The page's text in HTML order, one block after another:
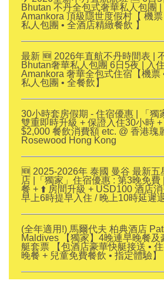
Bhutan 不丹全包式奢華私人包團 |
Amankora 頂級隱世度假村【 機票
私人包團 • 全酒店精緻餐飲 】
最新 🆕 2026年直航不丹時間表 |
Bhutan奢華私人包團 6日5夜 | 入住
Amankora 奢華全包式住宿【機票
私人包團 • 全餐飲】
30小時套房假期 - 住宿優惠 | 「獨
雙重即時升級 + 保證入住30小時
$2,000 餐飲消費額 etc. @ 香港瑰
Rosewood Hong Kong
🆕 2025-2026年 泰國 曼谷 最新五
店 |「獨家」住宿優惠 : 第3晚免費
餐 + ⬆️ 房間升級 + USD100 酒店
早上6時提早入住 / 晚上10時延遲
(全年適用!) 馬爾代夫 柏典酒店
Maldives 【獨家】4晚連早晚餐及
艇套票 【包酒店豪華快艇接送 •
晚餐 + 兒童免費餐飲 • 指定體驗】